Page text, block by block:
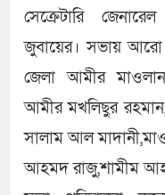
সেক্রেটারি
জুবায়ের। সভায় আরো
জেলা আমীর
আমীর মখলিছুর
সালাম আল
আহমদ রাজু,শামীম